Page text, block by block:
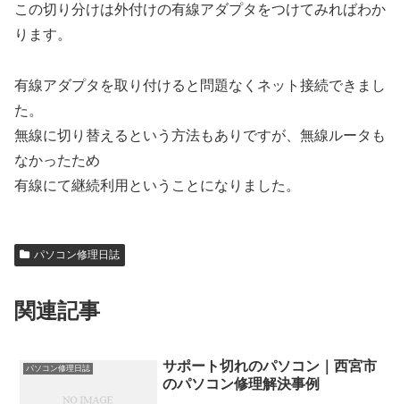
この切り分けは外付けの有線アダプタをつけてみればわか
ります。
有線アダプタを取り付けると問題なくネット接続できまし
た。
無線に切り替えるという方法もありですが、無線ルータも
なかったため
有線にて継続利用ということになりました。
パソコン修理日誌
関連記事
パソコン修理日誌
サポート切れのパソコン｜西宮市
のパソコン修理解決事例